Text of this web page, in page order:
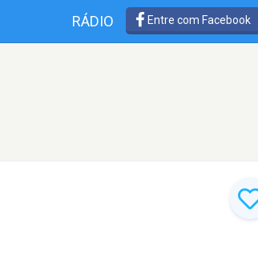
RÁDIO Entre com Facebook